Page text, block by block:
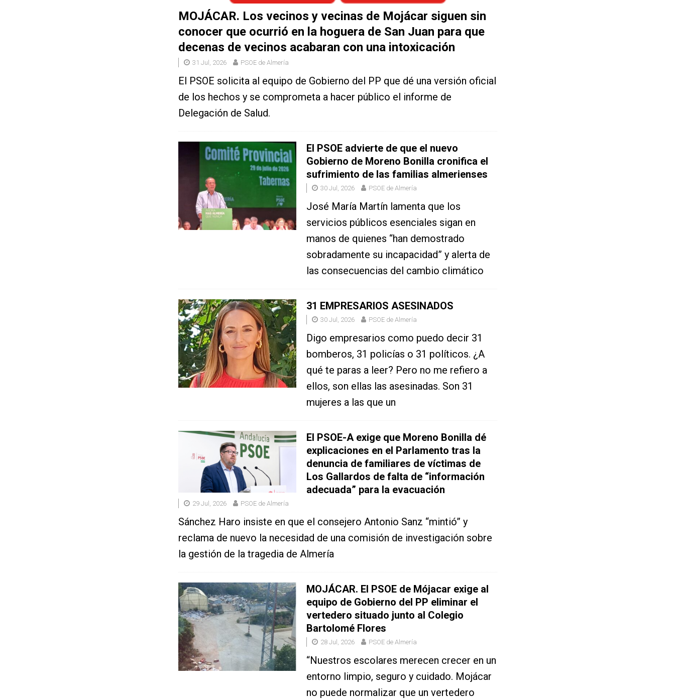
MOJÁCAR. Los vecinos y vecinas de Mojácar siguen sin
conocer que ocurrió en la hoguera de San Juan para que
decenas de vecinos acabaran con una intoxicación
31 Jul, 2026 PSOE de Almería
El PSOE solicita al equipo de Gobierno del PP que dé una versión oficial
de los hechos y se comprometa a hacer público el informe de
Delegación de Salud.
El PSOE advierte de que el nuevo
Gobierno de Moreno Bonilla cronifica el
sufrimiento de las familias almerienses
30 Jul, 2026 PSOE de Almería
José María Martín lamenta que los
servicios públicos esenciales sigan en
manos de quienes “han demostrado
sobradamente su incapacidad” y alerta de
las consecuencias del cambio climático
31 EMPRESARIOS ASESINADOS
30 Jul, 2026 PSOE de Almería
Digo empresarios como puedo decir 31
bomberos, 31 policías o 31 políticos. ¿A
qué te paras a leer? Pero no me refiero a
ellos, son ellas las asesinadas. Son 31
mujeres a las que un
El PSOE-A exige que Moreno Bonilla dé
explicaciones en el Parlamento tras la
denuncia de familiares de víctimas de
Los Gallardos de falta de “información
adecuada” para la evacuación
29 Jul, 2026 PSOE de Almería
Sánchez Haro insiste en que el consejero Antonio Sanz “mintió” y
reclama de nuevo la necesidad de una comisión de investigación sobre
la gestión de la tragedia de Almería
MOJÁCAR. El PSOE de Mójacar exige al
equipo de Gobierno del PP eliminar el
vertedero situado junto al Colegio
Bartolomé Flores
28 Jul, 2026 PSOE de Almería
“Nuestros escolares merecen crecer en un
entorno limpio, seguro y cuidado. Mojácar
no puede normalizar que un vertedero